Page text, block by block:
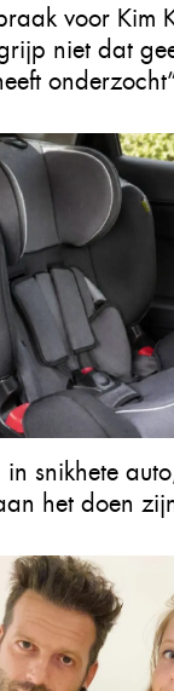
voor Kim
niet dat
snikhete
het doen